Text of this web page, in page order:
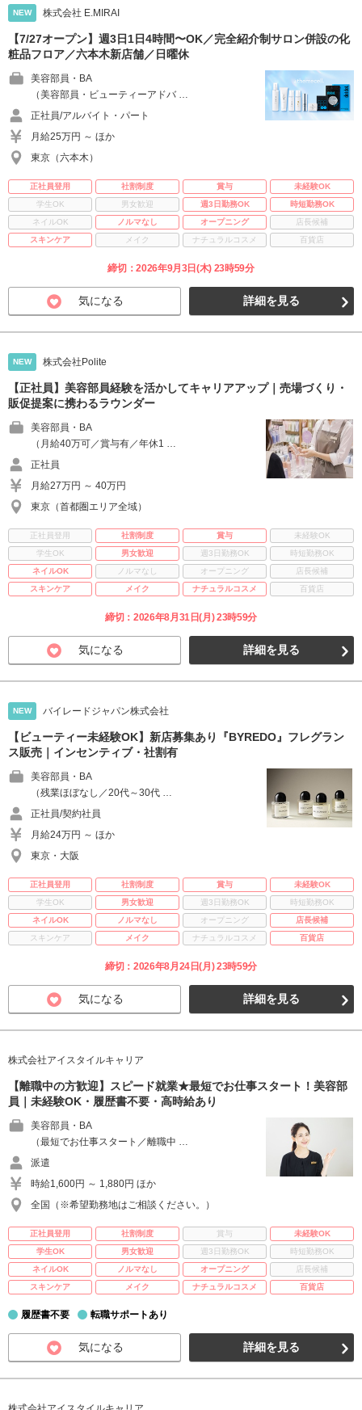
NEW 株式会社 E.MIRAI
【7/27オープン】週3日1日4時間〜OK／完全紹介制サロン併設の化
粧品フロア／六本木新店舗／日曜休
美容部員・BA
（美容部員・ビューティーアドバ …
正社員/アルバイト・パート
月給25万円 ～ ほか
東京（六本木）
正社員登用 社割制度 賞与
未経験OK
学生OK
男女歓迎 週3日勤務OK
時短勤務OK
ネイルOK
ノルマなし オープニング
店長候補
スキンケア
メイク ナチュラルコスメ 百貨店
締切：2026年9月3日(木) 23時59分
気になる 詳細を見る
NEW 株式会社Polite
【正社員】美容部員経験を活かしてキャリアアップ｜売場づくり・
販促提案に携わるラウンダー
美容部員・BA
（月給40万可／賞与有／年休1 …
正社員
月給27万円 ～ 40万円
東京（首都圏エリア全域）
正社員登用 社割制度 賞与
未経験OK
学生OK
男女歓迎 週3日勤務OK
時短勤務OK
ネイルOK
ノルマなし オープニング
店長候補
スキンケア
メイク ナチュラルコスメ 百貨店
締切：2026年8月31日(月) 23時59分
気になる 詳細を見る
NEW バイレードジャパン株式会社
【ビューティー未経験OK】新店募集あり『BYREDO』フレグラン
ス販売｜インセンティブ・社割有
美容部員・BA
（残業ほぼなし／20代～30代 …
正社員/契約社員
月給24万円 ～ ほか
東京・大阪
正社員登用 社割制度 賞与
未経験OK
学生OK
男女歓迎 週3日勤務OK
時短勤務OK
ネイルOK
ノルマなし オープニング
店長候補
スキンケア
メイク ナチュラルコスメ 百貨店
締切：2026年8月24日(月) 23時59分
気になる 詳細を見る
株式会社アイスタイルキャリア
【離職中の方歓迎】スピード就業★最短でお仕事スタート！美容部
員｜未経験OK・履歴書不要・高時給あり
美容部員・BA
（最短でお仕事スタート／離職中 …
派遣
時給1,600円 ～ 1,880円 ほか
全国（※希望勤務地はご相談ください。）
正社員登用 社割制度 賞与
未経験OK
学生OK
男女歓迎 週3日勤務OK
時短勤務OK
ネイルOK
ノルマなし オープニング
店長候補
スキンケア
メイク ナチュラルコスメ 百貨店
履歴書不要 転職サポートあり
気になる 詳細を見る